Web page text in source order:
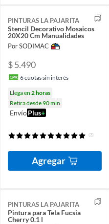
PINTURAS LA PAJARITA
Stencil Decorativo Mosaicos
20X20 Cm Manualidades
Por SODIMAC
$ 5.490
6cuotas sin interés
Llega en 2 horas
Retira desde 90 min
EnvíoPlus+
(3)
Agregar
PINTURAS LA PAJARITA
Pintura para Tela Fucsia
Cherry 0.1 l